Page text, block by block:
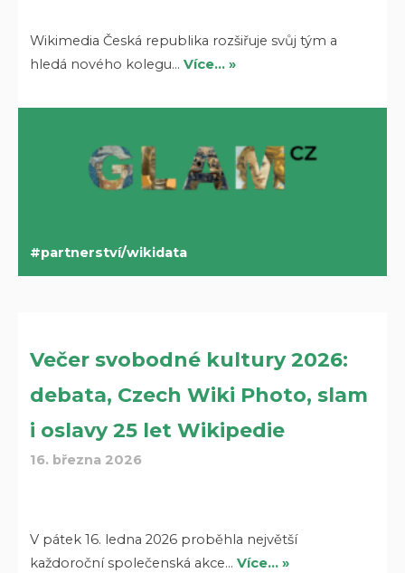
Wikimedia Česká republika rozšiřuje svůj tým a
hledá nového kolegu…Více… »
partnerství/wikidata
Večer svobodné kultury 2026:
debata, Czech Wiki Photo, slam
i oslavy 25 let Wikipedie
16. března 2026
V pátek 16. ledna 2026 proběhla největší
každoroční společenská akce…Více… »